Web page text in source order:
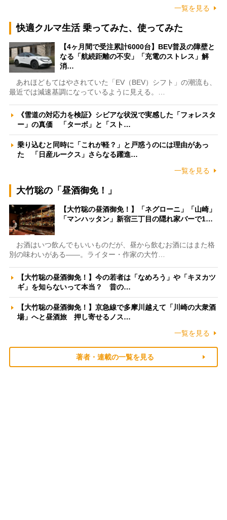
一覧を見る
快適クルマ生活 乗ってみた、使ってみた
【4ヶ月間で受注累計6000台】BEV普及の障壁と
なる「航続距離の不安」「充電のストレス」解
消…
あれほどもてはやされていた「EV（BEV）シフト」の潮流も、
最近では減速基調になっているように見える。…
《雪道の対応力を検証》シビアな状況で実感した「フォレスタ
ー」の真価 「ターボ」と「スト…
乗り込むと同時に「これが軽？」と戸惑うのには理由があっ
た 「日産ルークス」さらなる躍進…
一覧を見る
大竹聡の「昼酒御免！」
【大竹聡の昼酒御免！】「ネグローニ」「山崎」
「マンハッタン」新宿三丁目の隠れ家バーで1…
お酒はいつ飲んでもいいものだが、昼から飲むお酒にはまた格
別の味わいがある――。ライター・作家の大竹…
【大竹聡の昼酒御免！】今の若者は「なめろう」や「キヌカツ
ギ」を知らないって本当？ 昔の…
【大竹聡の昼酒御免！】京急線で多摩川越えて「川崎の大衆酒
場」へと昼酒旅 押し寄せるノス…
一覧を見る
著者・連載の一覧を見る